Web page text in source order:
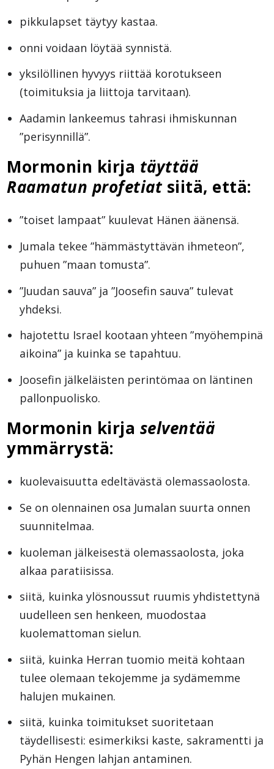
pikkulapset täytyy kastaa.
onni voidaan löytää synnistä.
yksilöllinen hyvyys riittää korotukseen
(toimituksia ja liittoja tarvitaan).
Aadamin lankeemus tahrasi ihmiskunnan
”perisynnillä”.
Mormonin kirja täyttää
Raamatun profetiat siitä, että:
”toiset lampaat” kuulevat Hänen äänensä.
Jumala tekee ”hämmästyttävän ihmeteon”,
puhuen ”maan tomusta”.
”Juudan sauva” ja ”Joosefin sauva” tulevat
yhdeksi.
hajotettu Israel kootaan yhteen ”myöhempinä
aikoina” ja kuinka se tapahtuu.
Joosefin jälkeläisten perintömaa on läntinen
pallonpuolisko.
Mormonin kirja selventää
ymmärrystä:
kuolevaisuutta edeltävästä olemassaolosta.
Se on olennainen osa Jumalan suurta onnen
suunnitelmaa.
kuoleman jälkeisestä olemassaolosta, joka
alkaa paratiisissa.
siitä, kuinka ylösnoussut ruumis yhdistettynä
uudelleen sen henkeen, muodostaa
kuolemattoman sielun.
siitä, kuinka Herran tuomio meitä kohtaan
tulee olemaan tekojemme ja sydämemme
halujen mukainen.
siitä, kuinka toimitukset suoritetaan
täydellisesti: esimerkiksi kaste, sakramentti ja
Pyhän Hengen lahjan antaminen.